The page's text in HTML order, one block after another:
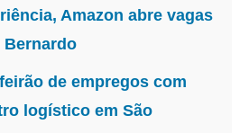
Amazon abre vagas
Bernardo
de empregos com
logístico em São